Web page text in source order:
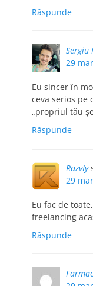
Răspunde
Sergiu
29
Eu sincer în
ceva serios pe
„propriul tău
Răspunde
RazvIy
29
Eu fac de
freelancing
Răspunde